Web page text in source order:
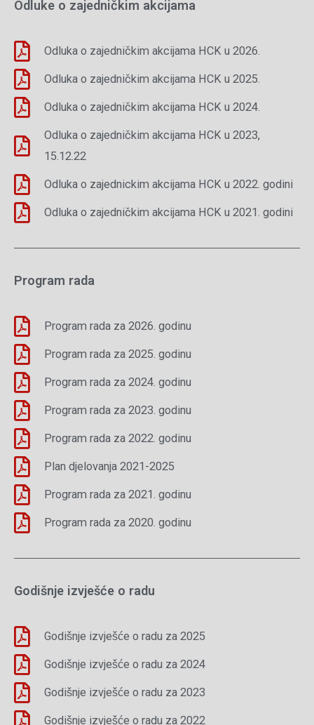
Odluke o zajedničkim akcijama
Odluka o zajedničkim akcijama HCK u 2026.
Odluka o zajedničkim akcijama HCK u 2025.
Odluka o zajedničkim akcijama HCK u 2024.
Odluka o zajedničkim akcijama HCK u 2023,
15.12.22
Odluka o zajednickim akcijama HCK u 2022. godini
Odluka o zajedničkim akcijama HCK u 2021. godini
Program rada
Program rada za 2026. godinu
Program rada za 2025. godinu
Program rada za 2024. godinu
Program rada za 2023. godinu
Program rada za 2022. godinu
Plan djelovanja 2021-2025
Program rada za 2021. godinu
Program rada za 2020. godinu
Godišnje izvješće o radu
Godišnje izvješće o radu za 2025
Godišnje izvješće o radu za 2024
Godišnje izvješće o radu za 2023
Godišnje izvješće o radu za 2022